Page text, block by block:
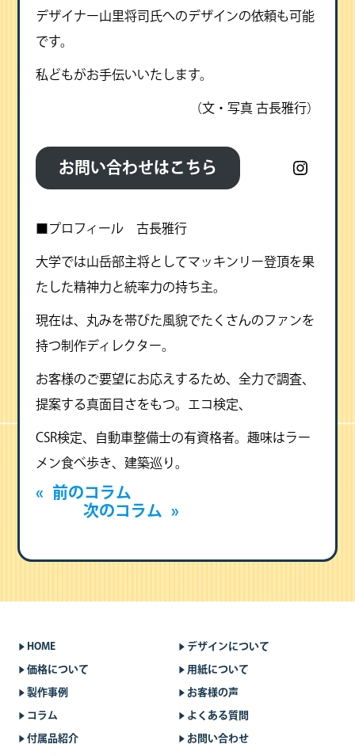
デザイナー山里将司氏へのデザインの依頼も可能
です。
私どもがお手伝いいたします。
（文・写真 古長雅行）
お問い合わせはこちら
■プロフィール 古長雅行
大学では山岳部主将としてマッキンリー登頂を果
たした精神力と統率力の持ち主。
現在は、丸みを帯びた風貌でたくさんのファンを
持つ制作ディレクター。
お客様のご要望にお応えするため、全力で調査、
提案する真面目さをもつ。エコ検定、
CSR検定、自動車整備士の有資格者。趣味はラー
メン食べ歩き、建築巡り。
«
前のコラム
次のコラム
»
HOME デザインについて
価格について 用紙について
製作事例 お客様の声
コラム よくある質問
付属品紹介 お問い合わせ